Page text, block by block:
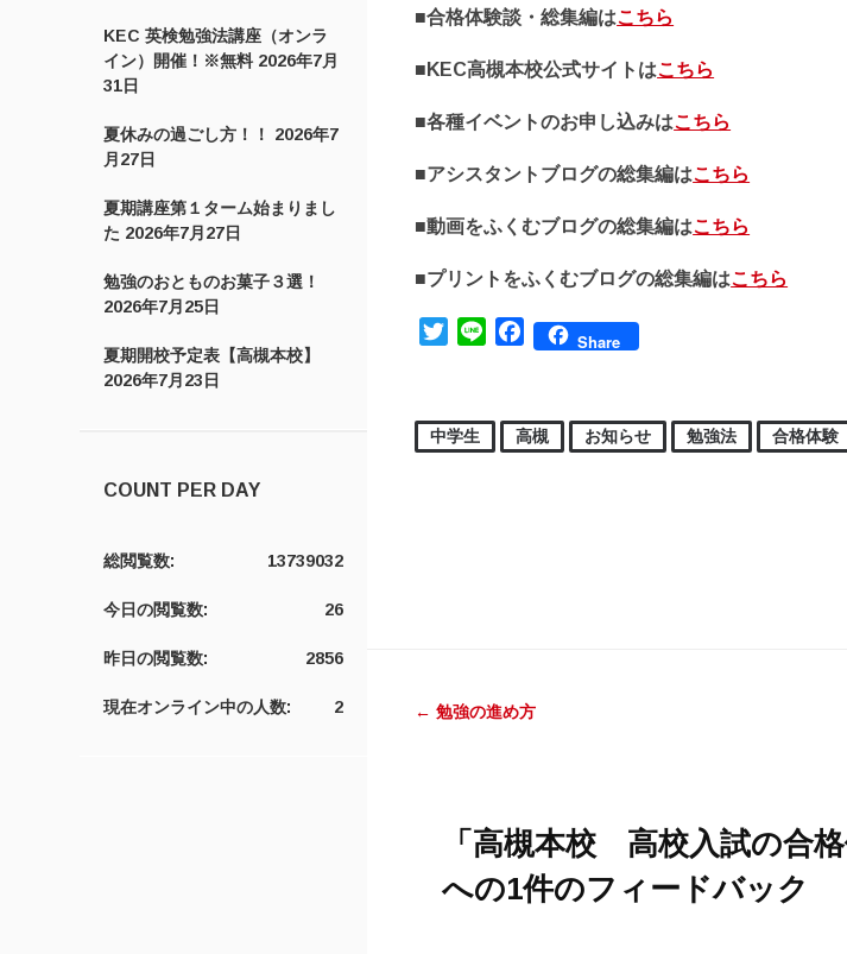
KEC 英検勉強法講座（オンラ
イン）開催！※無料 2026年7月
31日
夏休みの過ごし方！！
2026年7
月27日
夏期講座第１ターム始まりまし
た 2026年7月27日
勉強のおとものお菓子３選！
2026年7月25日
夏期開校予定表【高槻本校】
2026年7月23日
COUNT PER DAY
13739032
総閲覧数:
26
今日の閲覧数:
2856
昨日の閲覧数:
2
現在オンライン中の人数:
■合格体験談・総集編はこちら
■KEC高槻本校公式サイトはこちら
■各種イベントのお申し込みはこちら
■アシスタントブログの総集編はこちら
■動画をふくむブログの総集編はこちら
■プリントをふくむブログの総集編はこちら
TwitterLine FacebookShare
中学生 高槻 お知らせ 勉強法 合格体験
← 勉強の進め方
「 高槻本校 高校入試の合
への1件のフィードバック